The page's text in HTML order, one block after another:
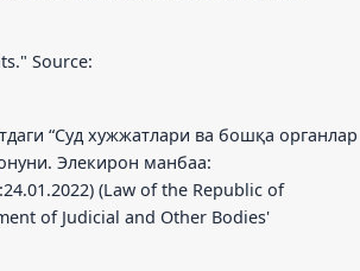
Source:
“Суд хужжатлари ва бошқа органлар
Элекирон манбаа:
(Law of the Republic of
of Judicial and Other Bodies'